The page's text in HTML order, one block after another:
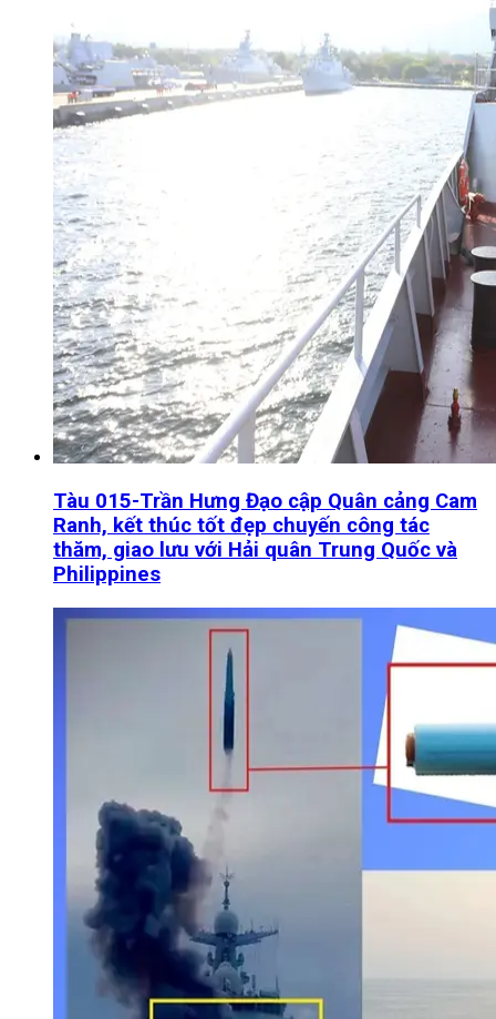
Tàu 015-Trần Hưng Đạo cập Quân cảng Cam
Ranh, kết thúc tốt đẹp chuyến công tác
thăm, giao lưu với Hải quân Trung Quốc và
Philippines